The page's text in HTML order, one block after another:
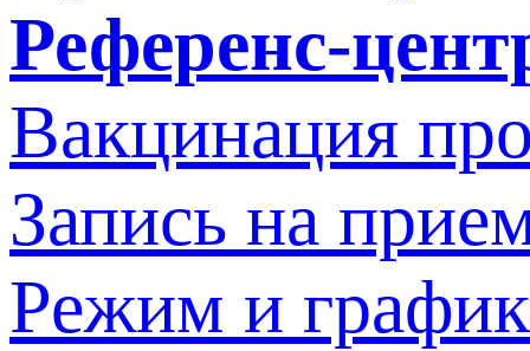
Референс-
Вакцинация
Запись на
Режим и